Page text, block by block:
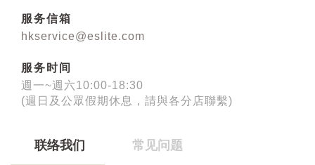
服务信箱
hkservice@eslite.com
服务时间
週一~週六10:00-18:30
(週日及公眾假期休息，請與各分店聯繫)
联络我们 常见问题